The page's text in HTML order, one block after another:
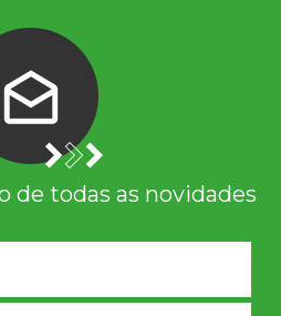
de todas as novidades